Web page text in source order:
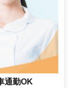
通勤OK